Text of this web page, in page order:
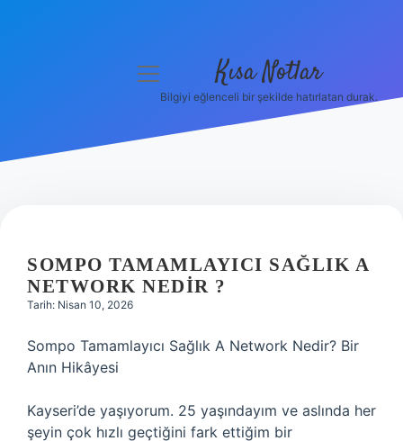
Hakkımızda
Hakkımızda
menüyü
Kısa Notlar
Bilgiyi eğlenceli bir şekilde hatırlatan durak.
SOMPO TAMAMLAYICI SAĞLIK A
NETWORK NEDIR ?
Tarih: Nisan 10, 2026
Sompo Tamamlayıcı Sağlık A Network Nedir? Bir
Anın Hikâyesi
Kayseri’de yaşıyorum. 25 yaşındayım ve aslında her
şeyin çok hızlı geçtiğini fark ettiğim bir